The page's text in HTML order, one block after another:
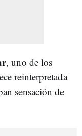
, uno de los
reinterpretada
sensación de